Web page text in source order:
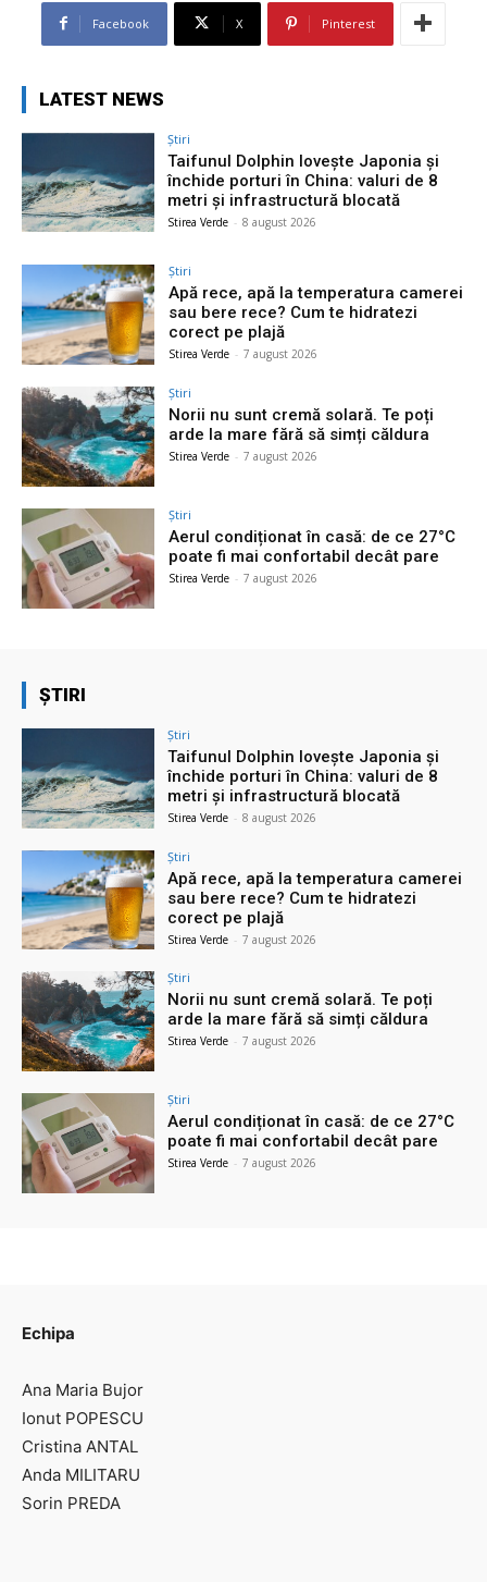
Facebook X Pinterest
LATEST NEWS
Știri
Taifunul Dolphin lovește Japonia și
închide porturi în China: valuri de 8
metri și infrastructură blocată
Stirea Verde - 8 august 2026
Știri
Apă rece, apă la temperatura camerei
sau bere rece? Cum te hidratezi
corect pe plajă
Stirea Verde - 7 august 2026
Știri
Norii nu sunt cremă solară. Te poți
arde la mare fără să simți căldura
Stirea Verde - 7 august 2026
Știri
Aerul condiționat în casă: de ce 27°C
poate fi mai confortabil decât pare
Stirea Verde - 7 august 2026
ȘTIRI
Știri
Taifunul Dolphin lovește Japonia și
închide porturi în China: valuri de 8
metri și infrastructură blocată
Stirea Verde - 8 august 2026
Știri
Apă rece, apă la temperatura camerei
sau bere rece? Cum te hidratezi
corect pe plajă
Stirea Verde - 7 august 2026
Știri
Norii nu sunt cremă solară. Te poți
arde la mare fără să simți căldura
Stirea Verde - 7 august 2026
Știri
Aerul condiționat în casă: de ce 27°C
poate fi mai confortabil decât pare
Stirea Verde - 7 august 2026
Echipa
Ana Maria Bujor
Ionut POPESCU
Cristina ANTAL
Anda MILITARU
Sorin PREDA